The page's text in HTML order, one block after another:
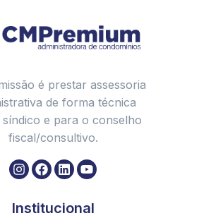
é prestar assessoria
de forma técnica
e para o conselho
fiscal/consultivo.
Institucional